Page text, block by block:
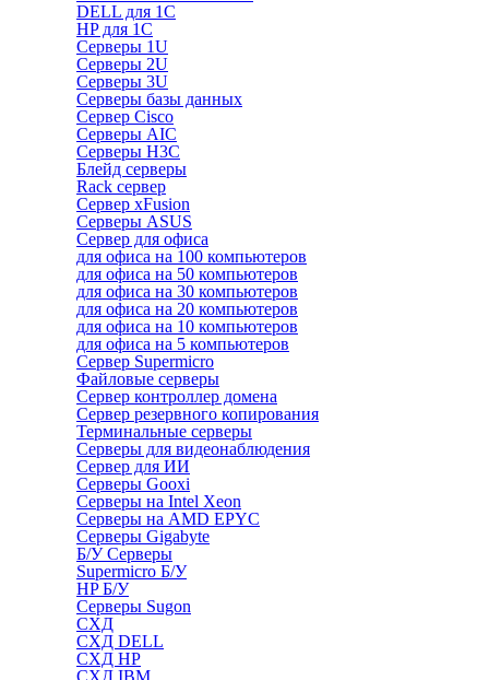
DELL для 1С
HP для 1С
Серверы 1U
Серверы 2U
Серверы 3U
Серверы базы данных
Сервер Cisco
Серверы AIC
Серверы H3C
Блейд серверы
Rack сервер
Сервер xFusion
Серверы ASUS
Сервер для офиса
для офиса на 100 компьютеров
для офиса на 50 компьютеров
для офиса на 30 компьютеров
для офиса на 20 компьютеров
для офиса на 10 компьютеров
для офиса на 5 компьютеров
Сервер Supermicro
Файловые серверы
Сервер контроллер домена
Сервер резервного копирования
Терминальные серверы
Серверы для видеонаблюдения
Сервер для ИИ
Серверы Gooxi
Серверы на Intel Xeon
Серверы на AMD EPYC
Серверы Gigabyte
Б/У Серверы
Supermicro Б/У
HP Б/У
Серверы Sugon
СХД
СХД DELL
СХД HP
СХД IBM